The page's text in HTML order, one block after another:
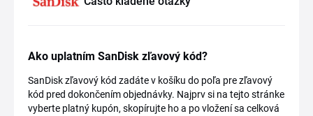
Ako uplatním SanDisk zľavový kód?
SanDisk zľavový kód zadáte v košíku do poľa pre zľavový
kód pred dokončením objednávky. Najprv si na tejto stránke
vyberte platný kupón, skopírujte ho a po vložení sa celková